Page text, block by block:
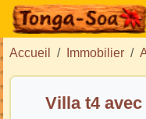
Accueil Immobilier
Villa t4